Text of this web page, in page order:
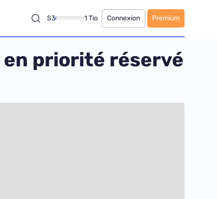
S3 1 Tio Connexion Premium
priorité réservé